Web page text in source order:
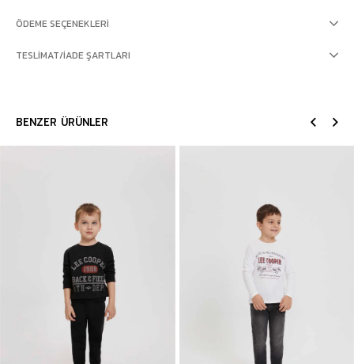
ÖDEME SEÇENEKLERI
TESLIMAT/İADE ŞARTLARI
BENZER ÜRÜNLER